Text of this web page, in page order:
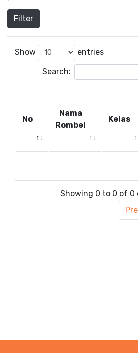
Filter
Show entries
Search:
No
Nama
Rombel
Kelas
Showing 0 to 0 of 0